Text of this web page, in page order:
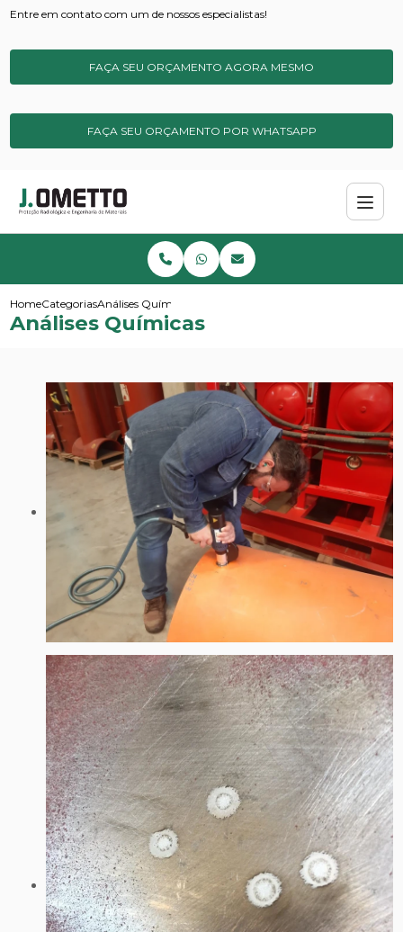
Entre em contato com um de nossos especialistas!
FAÇA SEU ORÇAMENTO AGORA MESMO
FAÇA SEU ORÇAMENTO POR WHATSAPP
HomeCategoriasAnálises Químicas
Análises Químicas